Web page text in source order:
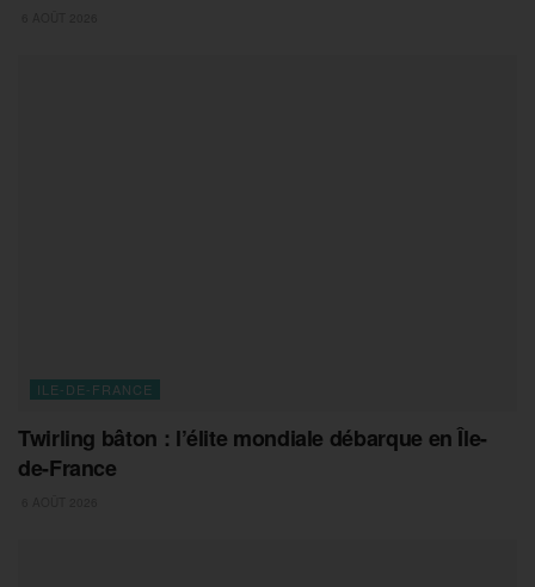
ILE-DE-FRANCE
Twirling bâton : l’élite mondiale débarque en Île-
de-France